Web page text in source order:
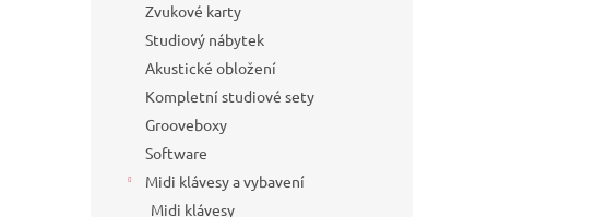
Zvukové karty
Studiový nábytek
Akustické obložení
Kompletní studiové sety
Grooveboxy
Software
Midi klávesy a vybavení
Midi klávesy